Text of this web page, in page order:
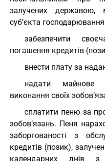
залучених державою,
суб’єкта
забезпечити
погашення кредитів
внести плату за
надати майнове
виконання своїх
сплатити пеню за
зобов’язань. Пеня
заборгованості з
кредитів (позик),
календарних днів